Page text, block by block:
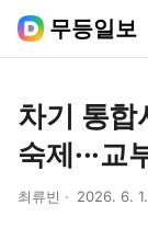
무등일보
차기 통합
숙제···
최류빈 2026. 6.